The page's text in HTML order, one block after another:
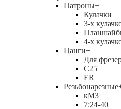
Патроны+
Кулачки
3-х
4-х
Цанги+
Для
С25
ER
Резьбонарезные
кМ3
7:24-40